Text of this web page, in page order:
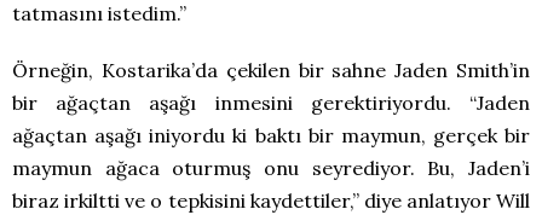
tatmasını istedim.”
Örneğin, Kostarika’da çekilen bir sahne Jaden Smith’in
bir ağaçtan aşağı inmesini gerektiriyordu. “Jaden
ağaçtan aşağı iniyordu ki baktı bir maymun, gerçek bir
maymun ağaca oturmuş onu seyrediyor. Bu, Jaden’i
biraz irkiltti ve o tepkisini kaydettiler,” diye anlatıyor Will